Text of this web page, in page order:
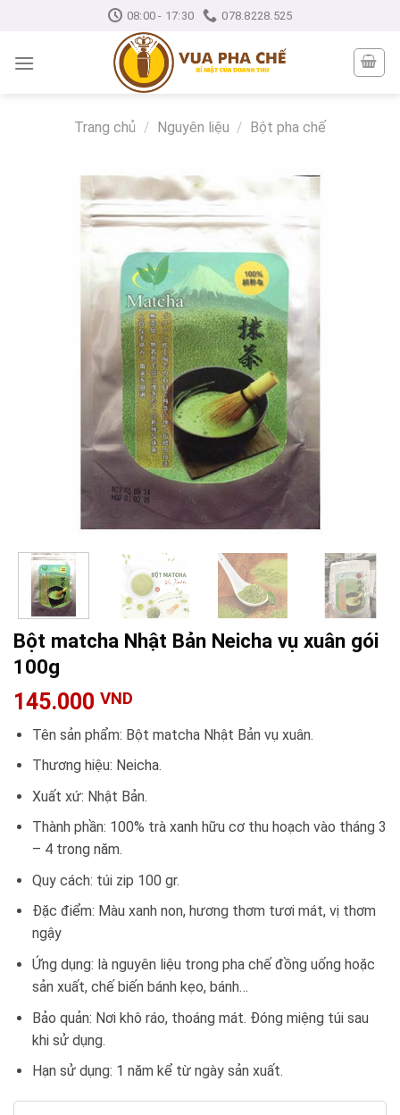
content
08:00 - 17:30 078.8228.525
Trang chủ / Nguyên liệu / Bột pha chế
Bột matcha Nhật Bản Neicha vụ xuân gói
100g
145.000 VND
Tên sản phẩm: Bột matcha Nhật Bản vụ xuân.
Thương hiệu: Neicha.
Xuất xứ: Nhật Bản.
Thành phần: 100% trà xanh hữu cơ thu hoạch vào tháng 3
– 4 trong năm.
Quy cách: túi zip 100 gr.
Đặc điểm: Màu xanh non, hương thơm tươi mát, vị thơm
ngậy
Ứng dụng: là nguyên liệu trong pha chế đồng uống hoặc
sản xuất, chế biến bánh kẹo, bánh…
Bảo quản: Nơi khô ráo, thoáng mát. Đóng miệng túi sau
khi sử dụng.
Hạn sử dụng: 1 năm kể từ ngày sản xuất.